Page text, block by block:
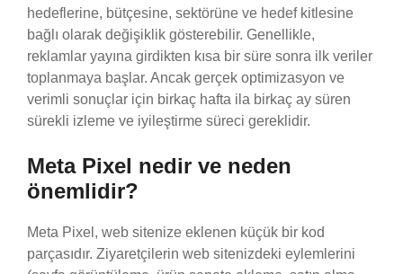
hedeflerine, bütçesine, sektörüne ve hedef kitlesine
bağlı olarak değişiklik gösterebilir. Genellikle,
reklamlar yayına girdikten kısa bir süre sonra ilk veriler
toplanmaya başlar. Ancak gerçek optimizasyon ve
verimli sonuçlar için birkaç hafta ila birkaç ay süren
sürekli izleme ve iyileştirme süreci gereklidir.
Meta Pixel nedir ve neden
önemlidir?
Meta Pixel, web sitenize eklenen küçük bir kod
parçasıdır. Ziyaretçilerin web sitenizdeki eylemlerini